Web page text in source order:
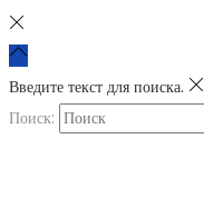
Введите текст для поиска.
Поиск: